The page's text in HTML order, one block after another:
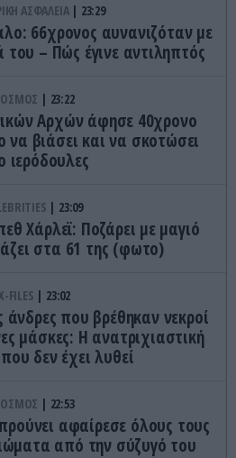
ΑΣΦΑΛΕΙΑ 23:29
66χρονος αυνανιζόταν με
του – Πώς έγινε αντιληπτός
23:22
Αρχών άφησε 40χρονο
να βιάσει και να σκοτώσει
ιερόδουλες
23:09
Χάρλεϊ: Ποζάρει με μαγιό
στα 61 της (φωτο)
X-FILES 23:02
άνδρες που βρέθηκαν νεκροί
μάσκες: Η ανατριχιαστική
δεν έχει λυθεί
22:53
αφαίρεσε όλους τους
από την σύζυγό του